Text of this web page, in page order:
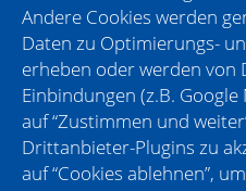
Infos zum
Wir sind beim CHECK
wir DICH
wir über die
Andere Cookies werden
Daten zu Optimierungs-
erheben oder werden von
Einbindungen (z.B.
auf “Zustimmen und
Drittanbieter-Plugins zu
auf “Cookies ablehnen”,